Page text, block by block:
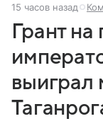
15 часов назад
Грант на
выиграл